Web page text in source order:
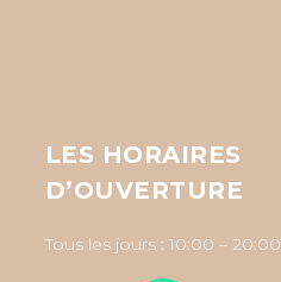
LES HORAIRES
D’OUVERTURE
Tous les jours : 10:00 – 20:00